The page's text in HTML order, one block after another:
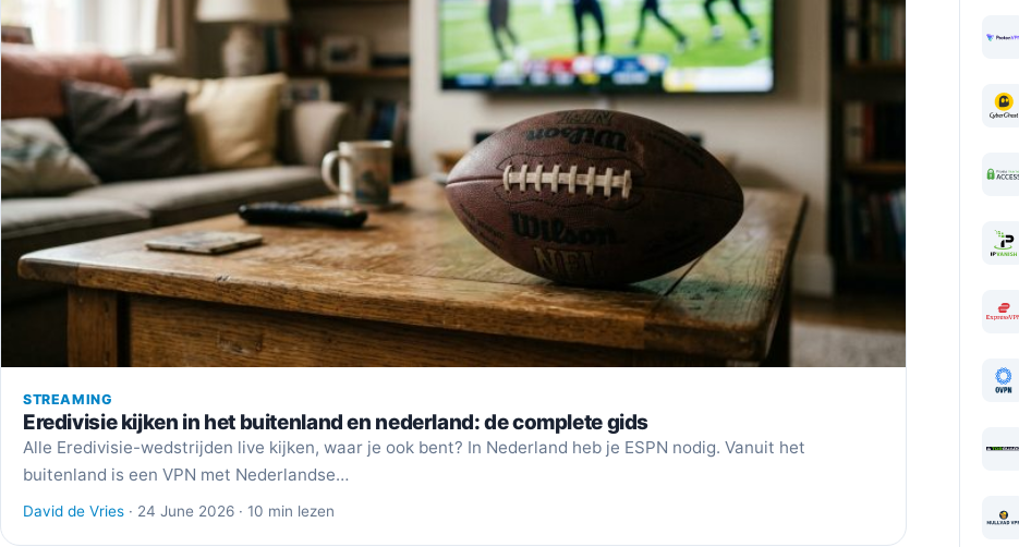
STREAMING
Eredivisie kijken in het buitenland en nederland: de complete gids
Alle Eredivisie-wedstrijden live kijken, waar je ook bent? In Nederland heb je ESPN nodig. Vanuit het
buitenland is een VPN met Nederlandse…
David de Vries · 24 June 2026 · 10 min lezen